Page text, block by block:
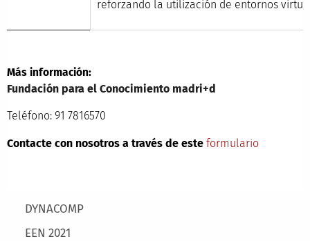
Main menu
DYNACOMP
EEN 2021
reforzando la utilización de entornos
Más información:
Fundación para el Conocimiento madri+d
Teléfono: 91 7816570
Contacte con nosotros a través de este formulario